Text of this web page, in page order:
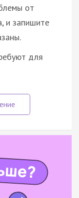
от
и запишите
для